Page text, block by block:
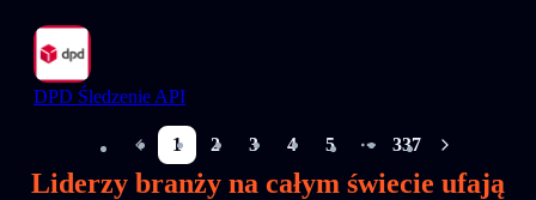
DPD Śledzenie API
1 2 3 4 5
More pages
337
Liderzy branży na całym świecie ufają